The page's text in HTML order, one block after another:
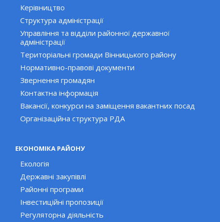
Керівництво
Структура адміністрації
Управління та відділи районної державної
адміністрації
Територіальні громади Вінницького району
Нормативно-правові документи
Звернення громадян
Контактна інформація
Вакансії, конкурси на заміщення вакантних посад
Організаційна структура РДА
ЕКОНОМІКА РАЙОНУ
Екологія
Державні закупівлі
Районні програми
Інвестиційні пропозиції
Регуляторна діяльність